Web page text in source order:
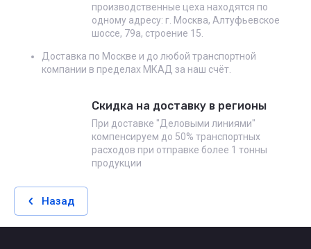
производственные цеха находятся по
одному адресу: г. Москва, Алтуфьевское
шоссе, 79а, строение 15.
Доставка по Москве и до любой транспортной
компании в пределах МКАД за наш счёт.
Скидка на доставку в регионы
При доставке "Деловыми линиями"
компенсируем до 50% транспортных
расходов при отправке более 1 тонны
продукции
Назад